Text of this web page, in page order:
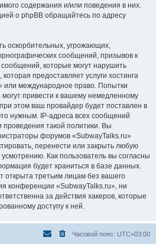
содержания и/или поведения в них.
о phpBB обращайтесь по адресу
оскорбительных, угрожающих,
сообщений, призывов к
которые могут нарушить
предоставляет услуги хостинга
или международное право. Попытки
привести к вашему немедленному
этом ваш провайдер будет поставлен в
нужным. IP-адреса всех сообщений
такой политики. Вы
форумов «SubwayTalks.ru»
перенести или закрыть любую
Как пользователь вы согласны
будет храниться в базе данных.
открыта третьим лицам без вашего
конференции «SubwayTalks.ru», ни
за действия хакеров, которые
доступу к ней.
Часовой пояс: UTC+03:00